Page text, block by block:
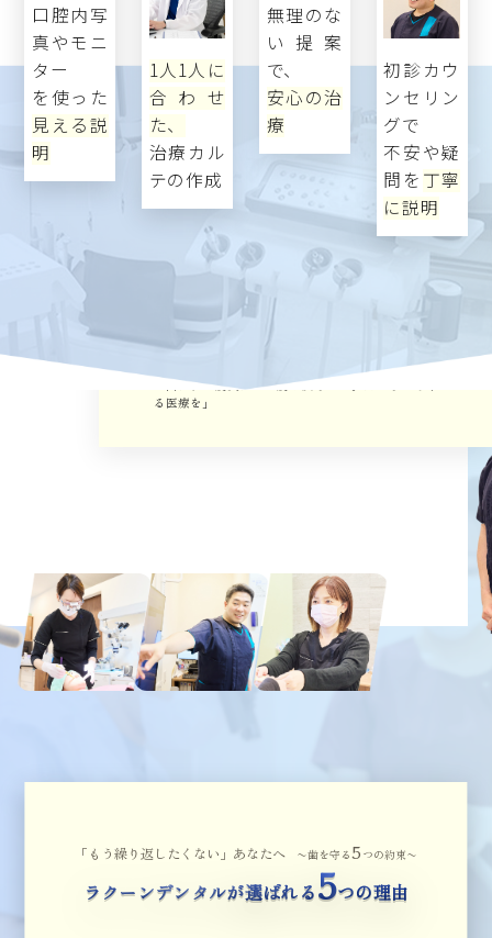
口腔内写
真やモニ
ター
を使った
見える説
明
1人1人に
合わせ
た、
治療カル
テの作成
無理のな
い提案
で、
安心の治
療
初診カウ
ンセリン
グで
不安や疑
問を 丁寧
に説明
なるべく抜かない を貫
く理由
「歯は、一度失えば二度と戻らない。だからこそ守
る医療を」
「もう繰り返したくない」あなたへ 〜歯を守る5 つの約束〜
ラクーンデンタルが選ばれる5つの理由